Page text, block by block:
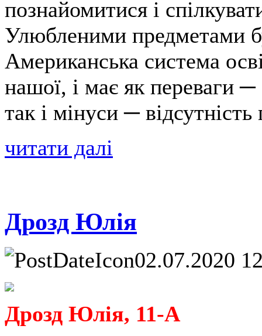
познайомитися і
Улюбленими предметами
Американська система
нашої, і має як переваги
так і мінуси ─
читати далі
Дрозд Юлія
02.07.2020
Дрозд Юлія, 11-А